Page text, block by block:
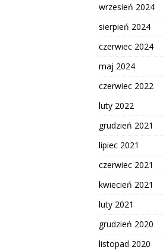
wrzesień 2024
sierpień 2024
czerwiec 2024
maj 2024
czerwiec 2022
luty 2022
grudzień 2021
lipiec 2021
czerwiec 2021
kwiecień 2021
luty 2021
grudzień 2020
listopad 2020